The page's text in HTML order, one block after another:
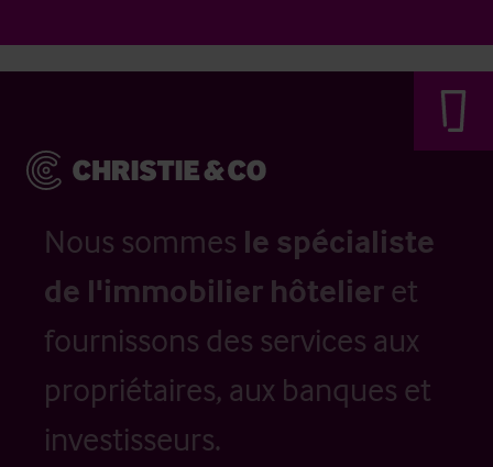
Nous sommes le spécialiste
de l'immobilier hôtelier et
fournissons des services aux
propriétaires, aux banques et
investisseurs.